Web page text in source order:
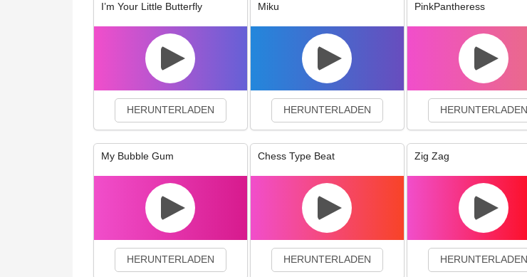
I’m Your Little Butterfly
HERUNTERLADEN
Miku
HERUNTERLADEN
PinkPantheress
HERUNTERLADEN
My Bubble Gum
HERUNTERLADEN
Chess Type Beat
HERUNTERLADEN
Zig Zag
HERUNTERLADEN